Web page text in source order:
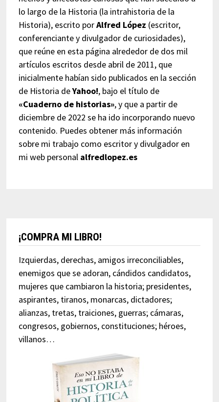
lo largo de la Historia (la intrahistoria de la
Historia), escrito porAlfred López (escritor,
conferenciante y divulgador de curiosidades),
que reúne en esta página alrededor de dos mil
artículos escritos desde abril de 2011, que
inicialmente habían sido publicados en la sección
de Historia deYahoo!, bajo el título de
«Cuaderno de historias», y que a partir de
diciembre de 2022 se ha ido incorporando nuevo
contenido. Puedes obtener más información
sobre mi trabajo como escritor y divulgador en
mi web personal alfredlopez.es
¡COMPRA MI LIBRO!
Izquierdas, derechas, amigos irreconciliables,
enemigos que se adoran, cándidos candidatos,
mujeres que cambiaron la historia; presidentes,
aspirantes, tiranos, monarcas, dictadores;
alianzas, tretas, traiciones, guerras; cámaras,
congresos, gobiernos, constituciones; héroes,
villanos…